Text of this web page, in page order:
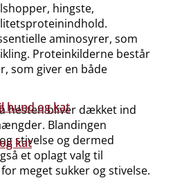
hund og kat
kat
hingste,
aminosyrer, som
Proteinkilderne består
som giver en både
hesten bliver dækket ind
Blandingen
stivelse og dermed
et oplagt valg til
meget sukker og stivelse.